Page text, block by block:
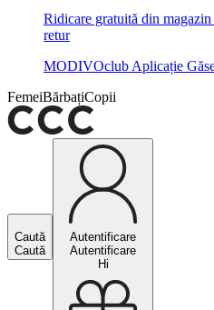
Ridicare gratuită din magazin
retur
MODIVOclub Aplicație
FemeiBărbațiCopii
Caută
Caută
Autentificare
Autentificare
Hi